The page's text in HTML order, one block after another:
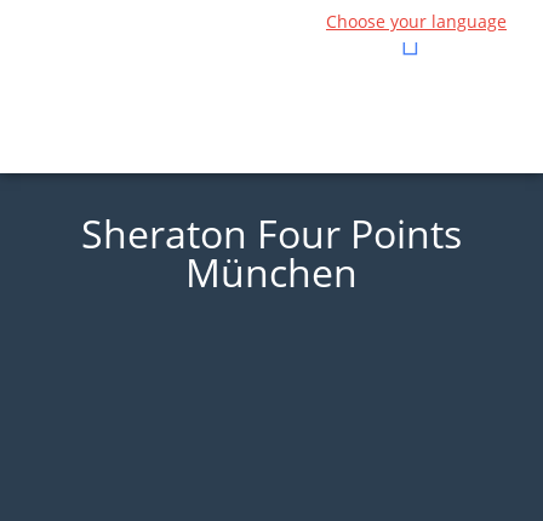
Choose your language
Sheraton Four Points
München